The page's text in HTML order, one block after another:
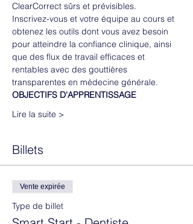
ClearCorrect sûrs et prévisibles.
Inscrivez-vous et votre équipe au cours et
obtenez les outils dont vous avez besoin
pour atteindre la confiance clinique, ainsi
que des flux de travail efficaces et
rentables avec des gouttières
transparentes en médecine générale.
OBJECTIFS D'APPRENTISSAGE
Lire la suite >
Billets
Vente expirée
Type de billet